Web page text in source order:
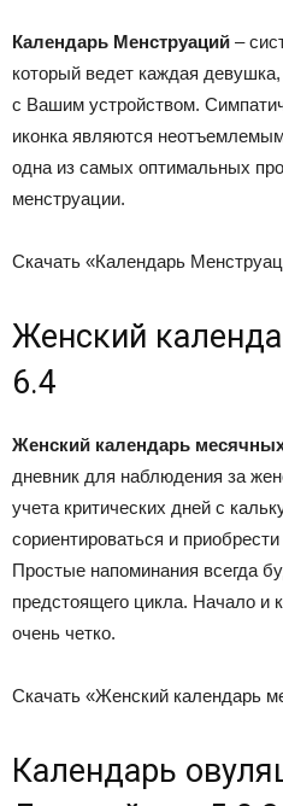
Календарь Менструаций –
который ведет каждая
с Вашим устройством.
иконка являются
одна из самых оптимальных
менструации.
Скачать «Календарь
Женский
6.4
Женский календарь
дневник для наблюдения за
учета критических дней с
сориентироваться и
Простые напоминания всегда
предстоящего цикла. Начало и
очень четко.
Скачать «Женский календарь
Календарь